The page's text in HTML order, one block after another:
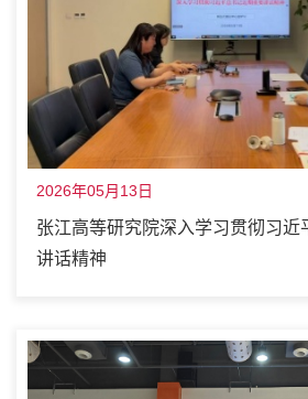
2026年05月13日
张江高等研究院深入学习贯彻习近
讲话精神